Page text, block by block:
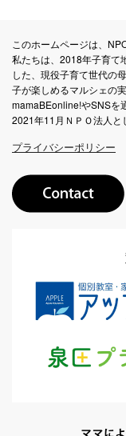
このホームページは、
私たちは、2018年子育て
した、現役子育て世代の
子が楽しめるマルシェの
mamaBEonline!やSNSを
2021年11月ＮＰＯ法人と
プライバシーポリシー